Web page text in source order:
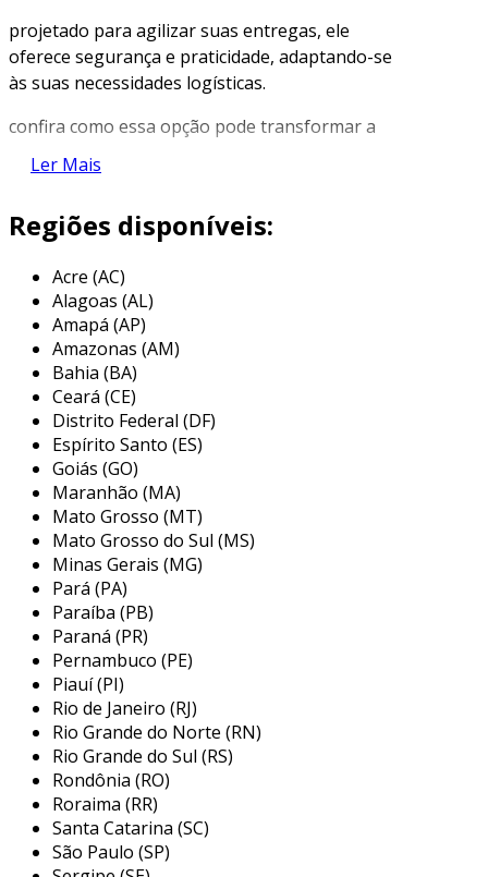
projetado para agilizar suas entregas, ele
oferece segurança e praticidade, adaptando-se
às suas necessidades logísticas.
confira como essa opção pode transformar a
logística do seu negócio.
novo
caminhão sider novo
inovadora com carroceria lateral deslizante,
permitindoacesso rápido e fácil
para operações que demandam agilidade.
tecnologia de suspensão avançada
uma condução suave, mesmo em terrenos
desafiadores, o que ajuda a proteger a
integridade da carga durante o transporte.
equipado commotores de última geração
proporciona desempenho superior e eficiência
de combustível, reduzindo significativamente os
custos operacionais e a pegada de carbono da
sua frota.
benefícios para sua empresa
caminhão sider novo
vantagens significativas para sua empresa. com
sua eficiência no consumo de combustível
reduz drasticamente os custos operacionais,
permitindo que os recursos sejam alocados
para outras demandas.
Ler Mais
Regiões disponíveis:
Acre (AC)
Alagoas (AL)
Amapá (AP)
Amazonas (AM)
Bahia (BA)
Ceará (CE)
Distrito Federal (DF)
Espírito Santo (ES)
Goiás (GO)
Maranhão (MA)
Mato Grosso (MT)
Mato Grosso do Sul (MS)
Minas Gerais (MG)
Pará (PA)
Paraíba (PB)
Paraná (PR)
Pernambuco (PE)
Piauí (PI)
Rio de Janeiro (RJ)
Rio Grande do Norte (RN)
Rio Grande do Sul (RS)
Rondônia (RO)
Roraima (RR)
Santa Catarina (SC)
São Paulo (SP)